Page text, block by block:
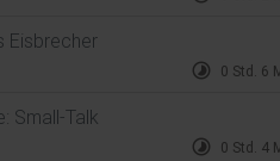
Eisbrecher
timelapse 0 Std. 6
Small-Talk
timelapse 0 Std. 4